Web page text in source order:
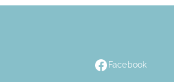
Facebook